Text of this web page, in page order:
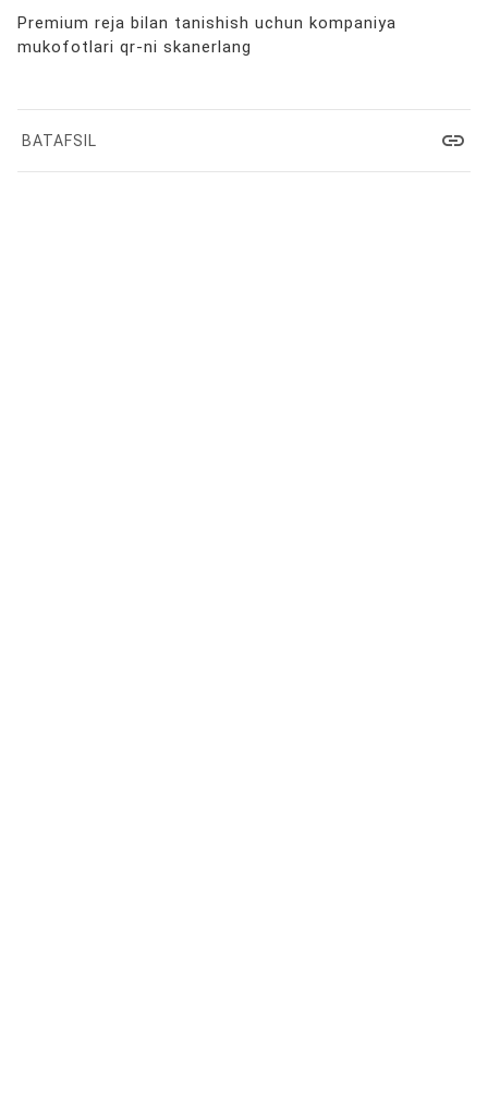
Premium reja bilan tanishish uchun kompaniya
mukofotlari qr-ni skanerlang
BATAFSIL link